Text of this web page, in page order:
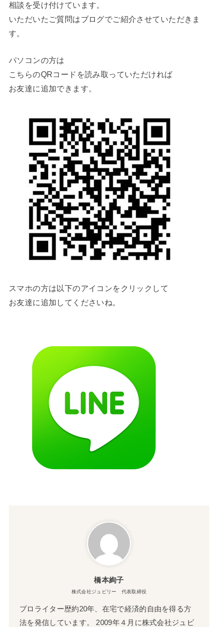
相談を受け付けています。
いただいたご質問はブログでご紹介させていただきま
す。
パソコンの方は
こちらのQRコードを読み取っていただければ
お友達に追加できます。
スマホの方は以下のアイコンをクリックして
お友達に追加してくださいね。
橋本絢子
株式会社ジュビリー 代表取締役
プロライター歴約20年、在宅で経済的自由を得る方
法を発信しています。 2009年４月に株式会社ジュビ